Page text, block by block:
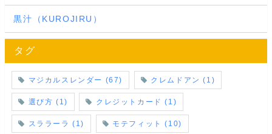
黒汁（KUROJIRU）
タグ
マジカルスレンダー (67) クレムドアン (1)
選び方 (1) クレジットカード (1)
スララーラ (1) モテフィット (10)